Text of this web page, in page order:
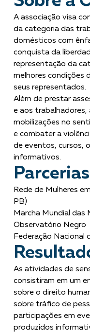
A associação visa
da categoria das
domésticos com
conquista da
representação da
melhores condições
seus representados.
Além de prestar
e aos trabalhadores,
mobilizações no
e combater a
de eventos, cursos,
informativos.
Parcerias
Rede de Mulheres
PB)
Marcha Mundial das
Observatório Negro
Federação Nacional
As atividades de
consistiram em um
sobre o direito
sobre tráfico de
participações em
produzidos